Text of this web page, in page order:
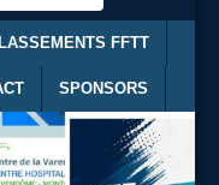
FFTT
SPONSORS